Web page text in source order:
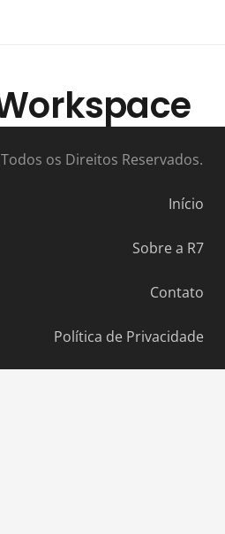
os Direitos Reservados.
Início
Sobre a R7
Contato
Política de Privacidade